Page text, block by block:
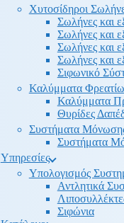
Χυτοσίδηροι
Σωλήνες και
Σωλήνες και
Σωλήνες και
Σωλήνες και
Σιφωνικό
Καλύμματα
Καλύμματα
Θυρίδες
Συστήματα
Συστήματα
Υπηρεσίες
Υπολογισμός
Αντλητικά
Σιφώνια